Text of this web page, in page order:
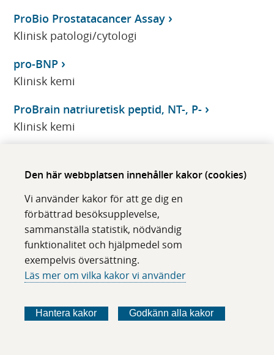
Den här webbplatsen innehåller kakor (cookies)
Vi använder kakor för att ge dig en
förbättrad besöksupplevelse,
sammanställa statistik, nödvändig
funktionalitet och hjälpmedel som
exempelvis översättning.
Läs mer om vilka kakor vi använder
Hantera kakor Godkänn alla kakor
ProBio Prostatacancer Assay
Klinisk patologi/cytologi
pro-BNP
Klinisk kemi
ProBrain natriuretisk peptid, NT-, P-
Klinisk kemi
Klinisk kemi
Progesteron, S-
Klinisk kemi
Progressiv extern oftalmoplegi, genetisk
diagnostik
CMMS
Proinsulin, S-
Klinisk kemi